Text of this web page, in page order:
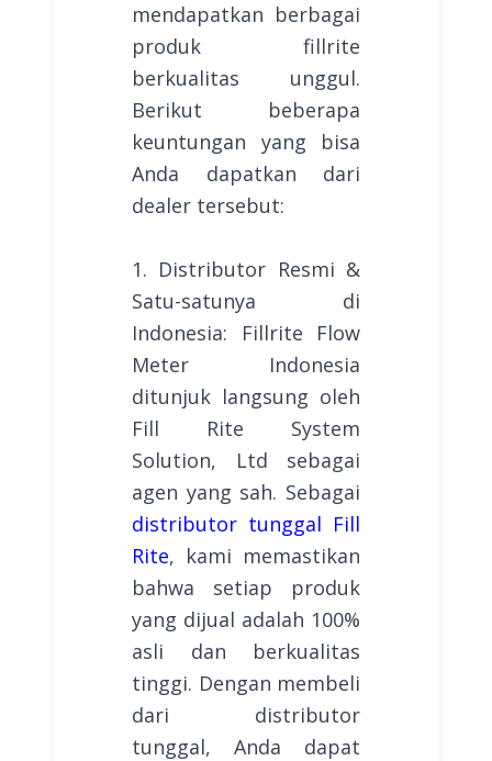
mendapatkan berbagai
produk fillrite
berkualitas unggul.
Berikut beberapa
keuntungan yang bisa
Anda dapatkan dari
dealer tersebut:
1. Distributor Resmi &
Satu-satunya di
Indonesia: Fillrite Flow
Meter Indonesia
ditunjuk langsung oleh
Fill Rite System
Solution, Ltd sebagai
agen yang sah. Sebagai
distributor tunggal Fill
Rite, kami memastikan
bahwa setiap produk
yang dijual adalah 100%
asli dan berkualitas
tinggi. Dengan membeli
dari distributor
tunggal, Anda dapat